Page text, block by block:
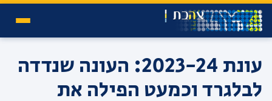
עונת 2023-24: העונה שנדדה
לבלגרד וכמעט הפילה את